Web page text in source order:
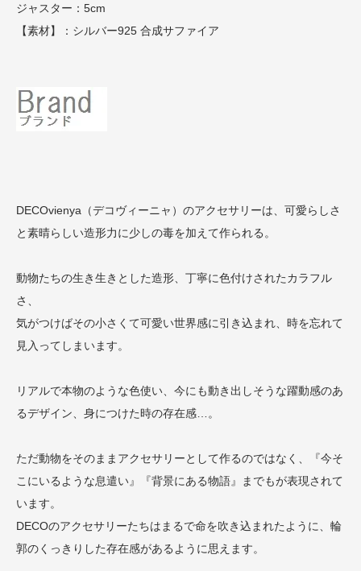
ジャスター：5cm
【素材】：シルバー925 合成サファイア
DECOvienya（デコヴィーニャ）のアクセサリーは、可愛らしさ
と素晴らしい造形力に少しの毒を加えて作られる。
動物たちの生き生きとした造形、丁寧に色付けされたカラフル
さ、
気がつけばその小さくて可愛い世界感に引き込まれ、時を忘れて
見入ってしまいます。
リアルで本物のような色使い、今にも動き出しそうな躍動感のあ
るデザイン、身につけた時の存在感…。
ただ動物をそのままアクセサリーとして作るのではなく、『今そ
こにいるような息遣い』『背景にある物語』までもが表現されて
います。
DECOのアクセサリーたちはまるで命を吹き込まれたように、輪
郭のくっきりした存在感があるように思えます。